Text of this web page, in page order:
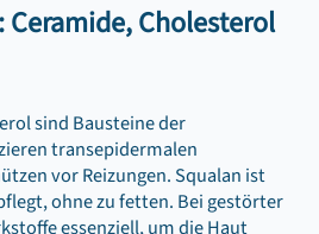
Cholesterol
sind Bausteine der
transepidermalen
vor Reizungen. Squalan ist
ohne zu fetten. Bei gestörter
essenziell, um die Haut